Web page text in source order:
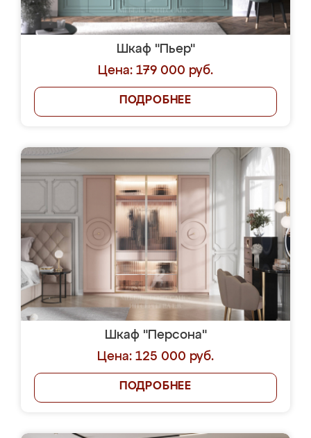
Шкаф "Пьер"
Цена: 179 000 руб.
ПОДРОБНЕЕ
Шкаф "Персона"
Цена: 125 000 руб.
ПОДРОБНЕЕ